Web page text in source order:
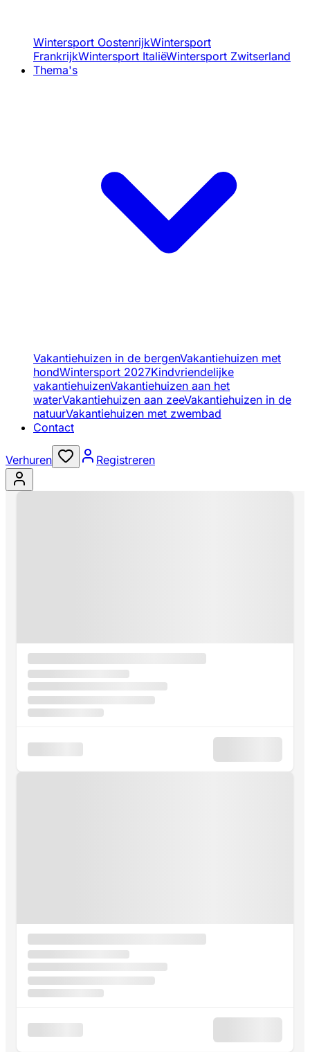
Wintersport OostenrijkWintersport
FrankrijkWintersport ItaliëWintersport Zwitserland
Thema's
Vakantiehuizen in de bergenVakantiehuizen met
hondWintersport 2027Kindvriendelijke
vakantiehuizenVakantiehuizen aan het
waterVakantiehuizen aan zeeVakantiehuizen in de
natuurVakantiehuizen met zwembad
Contact
Verhuren Registreren